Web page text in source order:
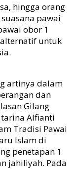
hingga orang
pawai
obor 1
untuk
artinya dalam
dan
Gilang
Alfianti
Tradisi Pawai
Islam di
penetapan 1
jahiliyah. Pada